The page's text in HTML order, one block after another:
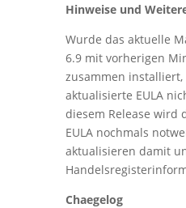
Hinweise und
Wurde das aktuelle
6.9 mit vorherigen
zusammen installiert,
aktualisierte EULA
diesem Release wird
EULA nochmals
aktualisieren damit
Chaegelog